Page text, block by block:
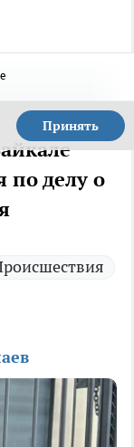
Принять
по делу о